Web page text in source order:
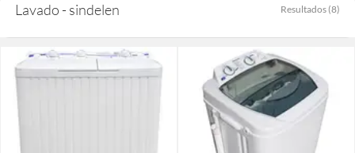
Lavado - sindelen Resultados (8)